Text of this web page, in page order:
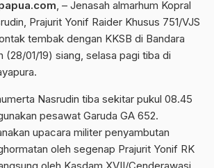
, – Jenasah almarhum Kopral
Prajurit Yonif Raider Khusus 751/VJS
tembak dengan KKSB di Bandara
(28/01/19) siang, selasa pagi tiba di
Nasrudin tiba sekitar pukul 08.45
pesawat Garuda GA 652.
upacara militer penyambutan
oleh segenap Prajurit Yonif RK